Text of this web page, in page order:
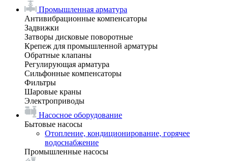
Промышленная арматура
Антивибрационные компенсаторы
Задвижки
Затворы дисковые поворотные
Крепеж для промышленной арматуры
Обратные клапаны
Регулирующая арматура
Сильфонные компенсаторы
Фильтры
Шаровые краны
Электроприводы
Насосное оборудование
Бытовые насосы
Отопление, кондиционирование, горячее
водоснабжение
Промышленные насосы